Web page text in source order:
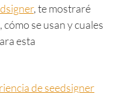
, te mostraré
se usan y cuales
esta
de seedsigner